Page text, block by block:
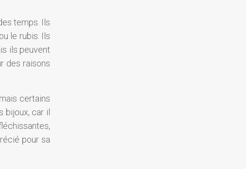
temps. Ils
le rubis. Ils
ils peuvent
des raisons
certains
bijoux, car il
pour sa